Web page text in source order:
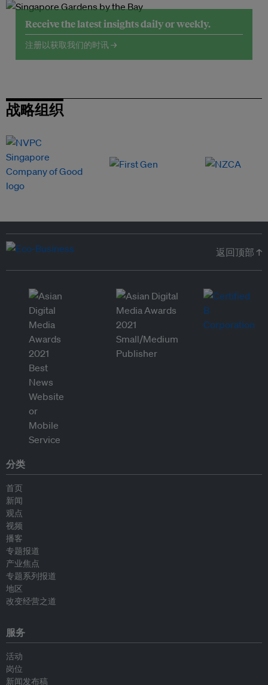
Receive the latest insights daily or weekly.
注册以获取我们的时讯 →
战略组织
返回顶部 ↑
分类
首页
新闻
观点
视频
播客
专题报道
产业焦点
专题系列报道
地区
改变经营之道
服务
活动
岗位
新闻发布稿